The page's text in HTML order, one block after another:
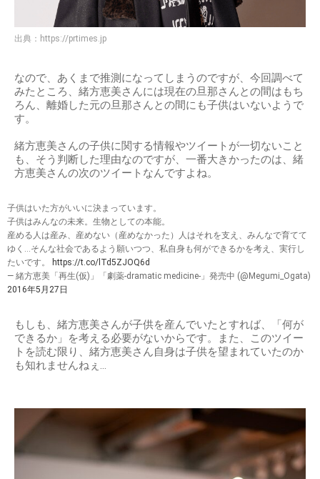
出典： https://prtimes.jp
なので、あくまで推測になってしまうのですが、今回調べて
みたところ、緒方恵美さんには現在の旦那さんとの間はもち
ろん、離婚した元の旦那さんとの間にも子供はいないようで
す。
緒方恵美さんの子供に関する情報やツイートが一切ないこと
も、そう判断した理由なのですが、一番大きかったのは、緒
方恵美さんの次のツイートなんですよね。
子供はいた方がいいに決まっています。
子供はみんなの未来。生物としての本能。
産める人は産み、産めない（産めなかった）人はそれを支え、みんなで育てて
ゆく…そんな社会であるよう願いつつ、私自身も何ができるかを考え、実行し
たいです。
https://t.co/lTd5ZJOQ6d
— 緒方恵美「再生(仮)」「劇薬-dramatic medicine-」発売中 (@Megumi_Ogata)
2016年5月27日
もしも、緒方恵美さんが子供を産んでいたとすれば、「何が
できるか」を考える必要がないからです。また、このツイー
トを読む限り、緒方恵美さん自身は子供を望まれていたのか
も知れませんねぇ…